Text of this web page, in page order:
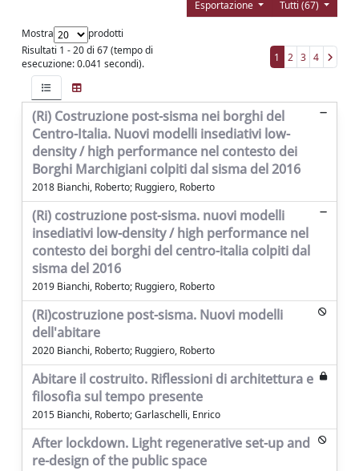
Tutti (67)
Esportazione
Mostra
prodotti
Risultati 1 - 20 di 67 (tempo di
esecuzione: 0.041 secondi).
1 2 3 4
(Ri) Costruzione post-sisma nei borghi del
Centro-Italia. Nuovi modelli insediativi low-
density / high performance nel contesto dei
Borghi Marchigiani colpiti dal sisma del 2016
2018 Bianchi, Roberto; Ruggiero, Roberto
(Ri) costruzione post-sisma. nuovi modelli
insediativi low-density / high performance nel
contesto dei borghi del centro-italia colpiti dal
sisma del 2016
2019 Bianchi, Roberto; Ruggiero, Roberto
(Ri)costruzione post-sisma. Nuovi modelli
dell'abitare
2020 Bianchi, Roberto; Ruggiero, Roberto
Abitare il costruito. Riflessioni di architettura e
filosofia sul tempo presente
2015 Bianchi, Roberto; Garlaschelli, Enrico
After lockdown. Light regenerative set-up and
re-design of the public space